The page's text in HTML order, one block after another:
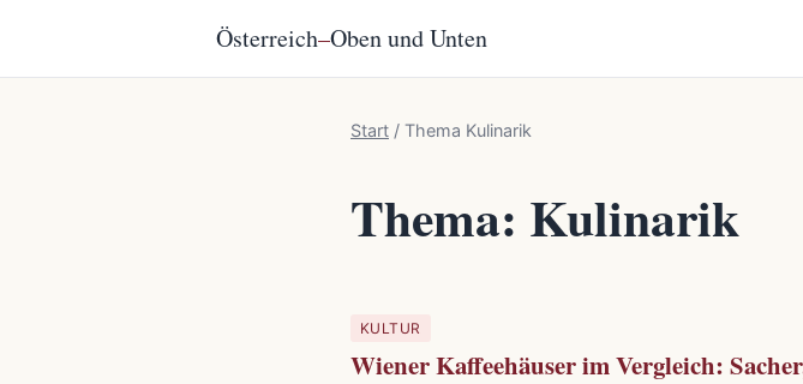
Österreich–Oben und Unten
Start / Thema Kulinarik
Thema: Kulinarik
KULTUR
Wiener Kaffeehäuser im Vergleich: